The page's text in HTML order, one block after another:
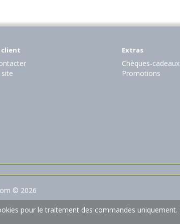
client
site
Extras
Chèques-cadeaux
Promotions
© 2026
pour le traitement des commandes uniquement.